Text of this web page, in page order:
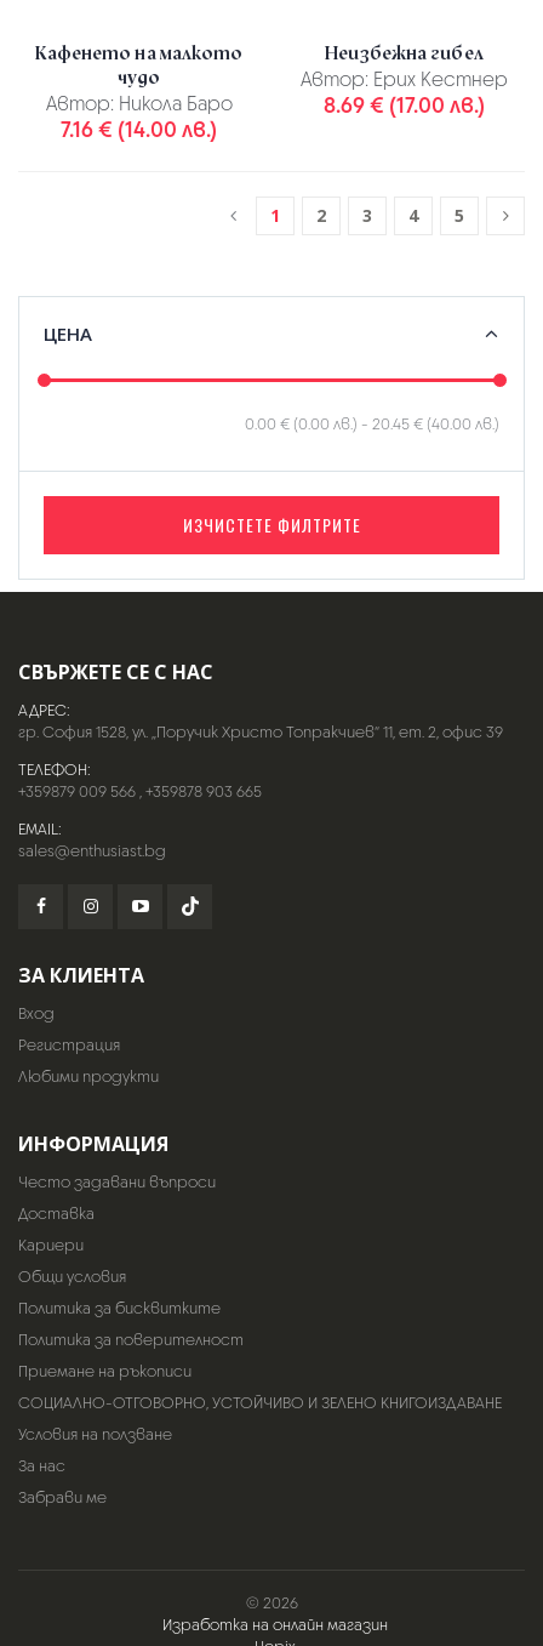
Кафенето на малкото
чудо
Автор: Никола Баро
7.16 € (14.00 лв.)
Неизбежна гибел
Автор: Ерих Кестнер
8.69 € (17.00 лв.)
1 2 3 4 5
ЦЕНА
0.00 € (0.00 лв.) - 20.45 € (40.00 лв.)
ИЗЧИСТЕТЕ ФИЛТРИТЕ
СВЪРЖЕТЕ СЕ С НАС
АДРЕС:
гр. София 1528, ул. „Поручик Христо Топракчиев“ 11, ет. 2, офис 39
ТЕЛЕФОН:
+359879 009 566,+359878 903 665
EMAIL:
sales@enthusiast.bg
ЗА КЛИЕНТА
Вход
Регистрация
Любими продукти
ИНФОРМАЦИЯ
Често задавани въпроси
Доставка
Кариери
Общи условия
Политика за бисквитките
Политика за поверителност
Приемане на ръкописи
СОЦИАЛНО-ОТГОВОРНО, УСТОЙЧИВО И ЗЕЛЕНО КНИГОИЗДАВАНЕ
Условия на ползване
За нас
Забрави ме
© 2026
Изработка на онлайн магазин